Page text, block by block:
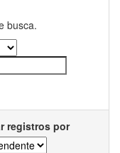
busca.
registros por